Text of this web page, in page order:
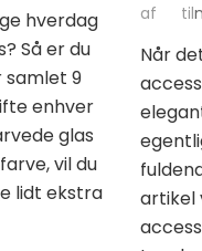
hverdag
Så er du
9
enhver
glas
vil du
lidt ekstra
af til
Når
artikel